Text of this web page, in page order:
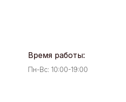
Время работы:
Пн-Вс: 10:00-19:00